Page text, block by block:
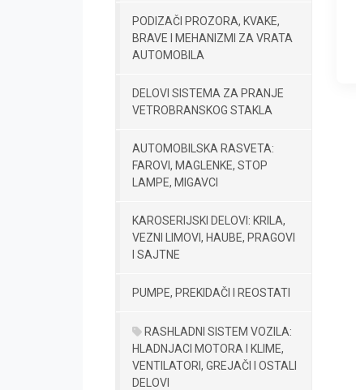
PODIZAČI PROZORA, KVAKE,
BRAVE I MEHANIZMI ZA VRATA
AUTOMOBILA
DELOVI SISTEMA ZA PRANJE
VETROBRANSKOG STAKLA
AUTOMOBILSKA RASVETA:
FAROVI, MAGLENKE, STOP
LAMPE, MIGAVCI
KAROSERIJSKI DELOVI: KRILA,
VEZNI LIMOVI, HAUBE, PRAGOVI
I SAJTNE
PUMPE, PREKIDAČI I REOSTATI
RASHLADNI SISTEM VOZILA:
HLADNJACI MOTORA I KLIME,
VENTILATORI, GREJAČI I OSTALI
DELOVI